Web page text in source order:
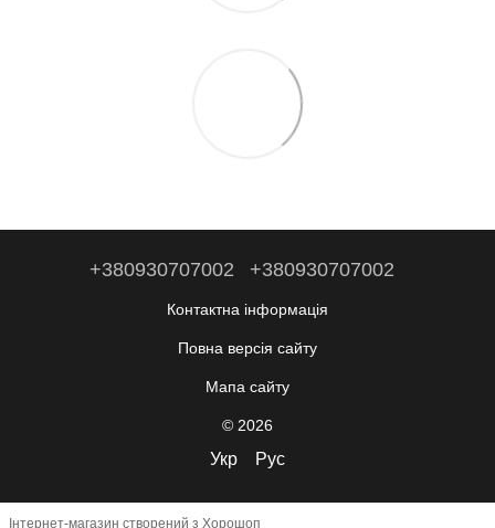
+380930707002 +380930707002
Контактна інформація
Повна версія сайту
Мапа сайту
© 2026
Укр Рус
Інтернет-магазин створений з Хорошоп